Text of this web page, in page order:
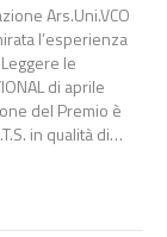
Ars.Uni.VCO
l’esperienza
le
di aprile
del Premio è
in qualità di…